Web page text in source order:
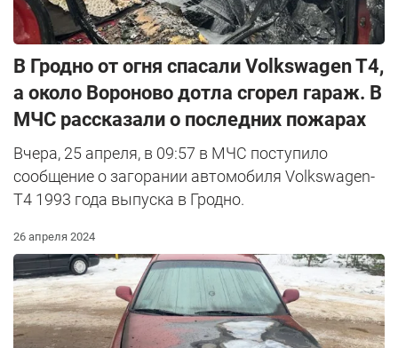
В Гродно от огня спасали Volkswagen T4,
а около Вороново дотла сгорел гараж. В
МЧС рассказали о последних пожарах
Вчера, 25 апреля, в 09:57 в МЧС поступило
сообщение о загорании автомобиля Volkswagen-
T4 1993 года выпуска в Гродно.
26 апреля 2024